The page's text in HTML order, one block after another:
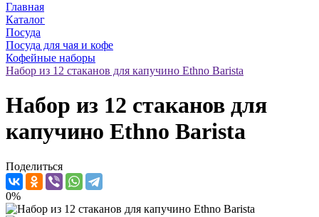
Главная
Каталог
Посуда
Посуда для чая и кофе
Кофейные наборы
Набор из 12 стаканов для капучино Ethno Barista
Набор из 12 стаканов для
капучино Ethno Barista
Поделиться
0%